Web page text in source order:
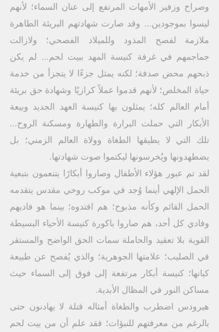
وصراخ وزفير الأمهات المرتفع إلى عنان السماء؛ لأنهم
ليسوا بموجودين... وقد صارت شهادتهم البريئة الطاهرة
ملازمة لفصح المذود وللميلاد الفصحي؛ ولازالت
جماجمهم في غرفة كنيسة المهد ببيت لحم... لم يكن
ذبحهم محض صدفة؛ لكنه يمثل جزءًا لا يتجزأ من خدمة
حياة المخلص؛ لأنهم قدموا عملاً كرازيًا وشهادة حق بريئة
أمام العالم كله؛ يمثلون بها كنيسة العهد الجديد وبيعة
الأبكار التي حملت البرارة والطهارة ومسكنة الروح...
تلك التي لا يطيقها الطغاة وولاة العالم الزمني؛ بل
يضطهدونها ويُخرسونها ليكتموا صوت شهادتها.
لقد تم عبور هؤلاء الأطفال وصاروا أبكارًا يتنعمون بتبعية
الحمل الإلهي أينما وُجد في موكب روحي مقدس يتقدمه
الحمل القائم وكأنه مذبوح؛ هم افتدوه؛ بينما هو فاديهم
وفادي كل أحد، هم صاروا باكورة كنيسة الأحياء البسيطة
القوية بلا تعقيد والحاملة سمات الحق الواضح والمستقر
في الصليب؛ علامتها الجوهرية؛ والذي يُفصح عن طبيعة
كيانها؛ كنيسة أبكار مرتفعة إلى فوق إلى السماء حيث
مساكن النور في المظال الأبدية.
هيرودس اضطرب والطغاة أمثاله قتلة لا يهادنون حتى
بالرغم من معرفتهم للنبؤات؛ فقد علم أن من بيت لحم